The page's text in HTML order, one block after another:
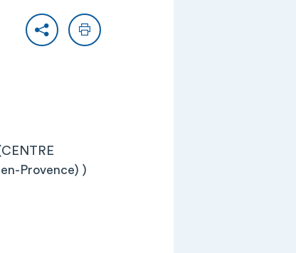
PartagerImprimer
Provence) )